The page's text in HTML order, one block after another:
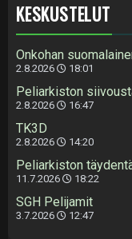
KESKUSTELUT
Onkohan
2.8.2026 18:01
Peliarkiston
2.8.2026 16:47
TK3D
2.8.2026 14:20
Peliarkiston
11.7.2026 18:22
SGH Pelijamit
3.7.2026 12:47